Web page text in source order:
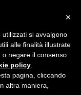
×
si avvalgono
alle finalità illustrate
o negare il consenso
policy
pagina, cliccando
altra maniera,